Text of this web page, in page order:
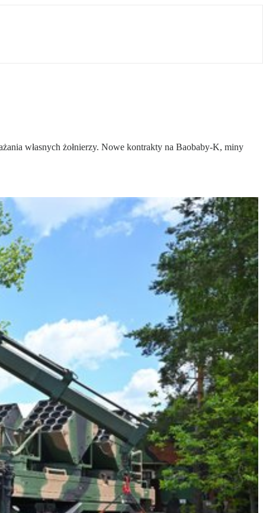
własnych żołnierzy. Nowe kontrakty na Baobaby-K, miny